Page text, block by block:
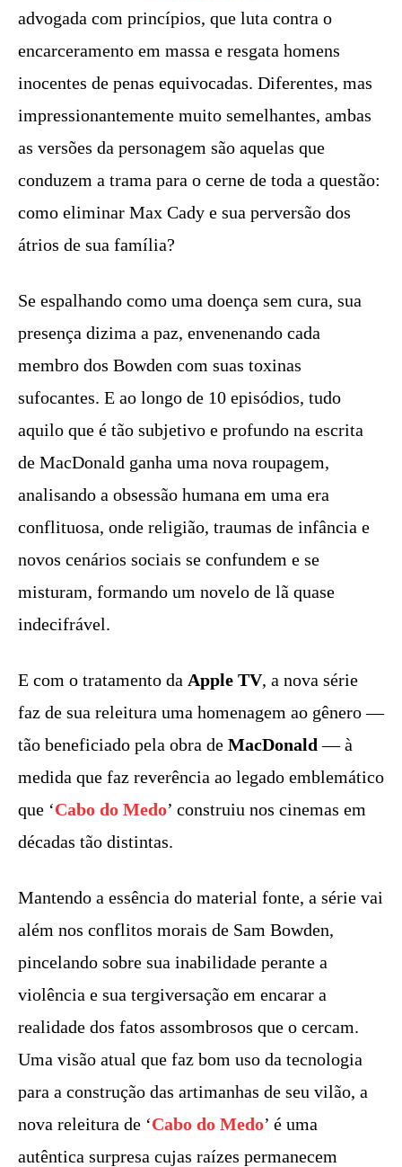
advogada com princípios, que luta contra o
encarceramento em massa e resgata homens
inocentes de penas equivocadas. Diferentes, mas
impressionantemente muito semelhantes, ambas
as versões da personagem são aquelas que
conduzem a trama para o cerne de toda a questão:
como eliminar Max Cady e sua perversão dos
átrios de sua família?
Se espalhando como uma doença sem cura, sua
presença dizima a paz, envenenando cada
membro dos Bowden com suas toxinas
sufocantes. E ao longo de 10 episódios, tudo
aquilo que é tão subjetivo e profundo na escrita
de MacDonald ganha uma nova roupagem,
analisando a obsessão humana em uma era
conflituosa, onde religião, traumas de infância e
novos cenários sociais se confundem e se
misturam, formando um novelo de lã quase
indecifrável.
E com o tratamento da Apple TV, a nova série
faz de sua releitura uma homenagem ao gênero —
tão beneficiado pela obra de MacDonald — à
medida que faz reverência ao legado emblemático
que ‘Cabo do Medo’ construiu nos cinemas em
décadas tão distintas.
Mantendo a essência do material fonte, a série vai
além nos conflitos morais de Sam Bowden,
pincelando sobre sua inabilidade perante a
violência e sua tergiversação em encarar a
realidade dos fatos assombrosos que o cercam.
Uma visão atual que faz bom uso da tecnologia
para a construção das artimanhas de seu vilão, a
nova releitura de ‘Cabo do Medo’ é uma
autêntica surpresa cujas raízes permanecem